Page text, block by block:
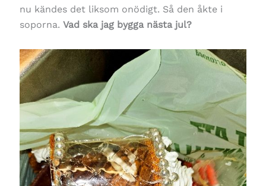
nu kändes det liksom onödigt. Så den åkte i
soporna. Vad ska jag bygga nästa jul?